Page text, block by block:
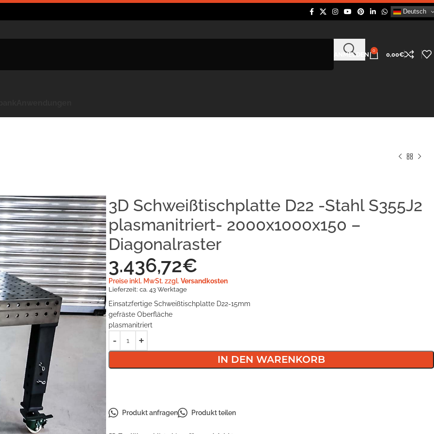
Deutsch
ANMELDEN
0
0,00€
3D Schweißtischplatte D22 -Stahl S355J2
plasmanitriert- 2000x1000x150 –
Diagonalraster
3.436,72€
Preise inkl. MwSt. zzgl. Versandkosten
Lieferzeit: ca. 43 Werktage
Einsatzfertige Schweißtischplatte D22-15mm
gefräste Oberfläche
plasmanitriert
IN DEN WARENKORB
Produkt anfragen Produkt teilen